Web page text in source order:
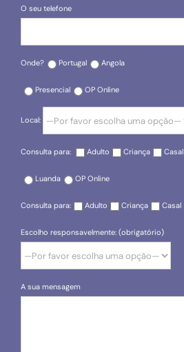
O seu telefone
Onde? Portugal Angola
Presencial OP Online
Local:
Consulta para: Adulto Criança Casal
Luanda OP Online
Consulta para: Adulto Criança Casal
Escolho responsavelmente: (obrigatório)
A sua mensagem